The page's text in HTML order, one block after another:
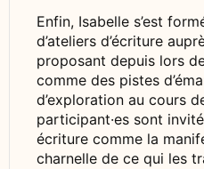
Enfin, Isabelle s’est
d’ateliers d’écriture
proposant depuis lors
comme des pistes
d’exploration au cours
participant·es sont
écriture comme la
charnelle de ce qui les